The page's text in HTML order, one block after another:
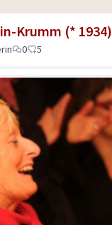
Krumm (* 1934)
0 5